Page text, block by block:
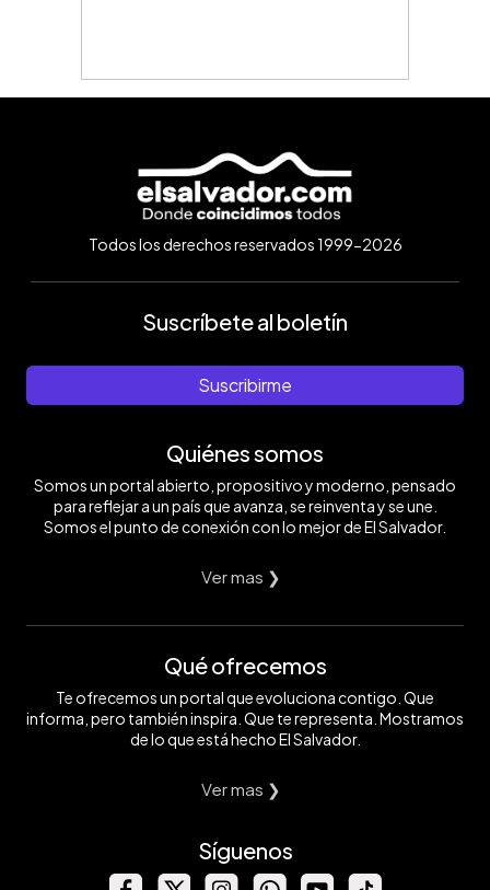
Todos los derechos reservados 1999-2026
Suscríbete al boletín
Suscribirme
Quiénes somos
Somos un portal abierto, propositivo y moderno, pensado
para reflejar a un país que avanza, se reinventa y se une.
Somos el punto de conexión con lo mejor de El Salvador.
Ver mas ❯
Qué ofrecemos
Te ofrecemos un portal que evoluciona contigo. Que
informa, pero también inspira. Que te representa. Mostramos
de lo que está hecho El Salvador.
Ver mas ❯
Síguenos